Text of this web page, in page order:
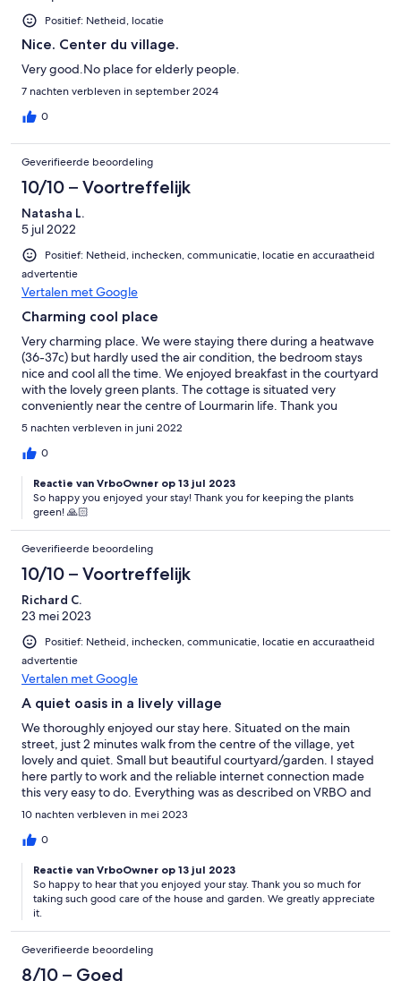
Positief: Netheid, locatie
Nice. Center du village.
Very good.No place for elderly people.
7 nachten verbleven in september 2024
0
Geverifieerde beoordeling
10/10 – Voortreffelijk
Natasha L.
5 jul 2022
Positief: Netheid, inchecken, communicatie, locatie en accuraatheid
advertentie
Vertalen met Google
Charming cool place
Very charming place. We were staying there during a heatwave
(36-37c) but hardly used the air condition, the bedroom stays
nice and cool all the time. We enjoyed breakfast in the courtyard
with the lovely green plants. The cottage is situated very
conveniently near the centre of Lourmarin life. Thank you
Kristine and Thierry!
5 nachten verbleven in juni 2022
0
Reactie van VrboOwner op 13 jul 2023
So happy you enjoyed your stay! Thank you for keeping the plants
green! 🙏🏻
Geverifieerde beoordeling
10/10 – Voortreffelijk
Richard C.
23 mei 2023
Positief: Netheid, inchecken, communicatie, locatie en accuraatheid
advertentie
Vertalen met Google
A quiet oasis in a lively village
We thoroughly enjoyed our stay here. Situated on the main
street, just 2 minutes walk from the centre of the village, yet
lovely and quiet. Small but beautiful courtyard/garden. I stayed
here partly to work and the reliable internet connection made
this very easy to do. Everything was as described on VRBO and
everything worked. Excellent communication from hosts. Highly
10 nachten verbleven in mei 2023
0
Reactie van VrboOwner op 13 jul 2023
So happy to hear that you enjoyed your stay. Thank you so much for
taking such good care of the house and garden. We greatly appreciate
it.
Geverifieerde beoordeling
8/10 – Goed